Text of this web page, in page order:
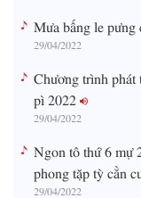
Mưa bấng le
29/04/2022
Chương trình phát
pì 2022
29/04/2022
Ngon tô thứ 6 mự
phong tặp tỳ cằn
29/04/2022